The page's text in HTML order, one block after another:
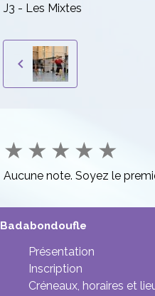
J3 - Les Mixtes
★ ★ ★ ★ ★
Aucune note. Soyez le
Badabondoufle
Présentation
Inscription
Créneaux, horaires et